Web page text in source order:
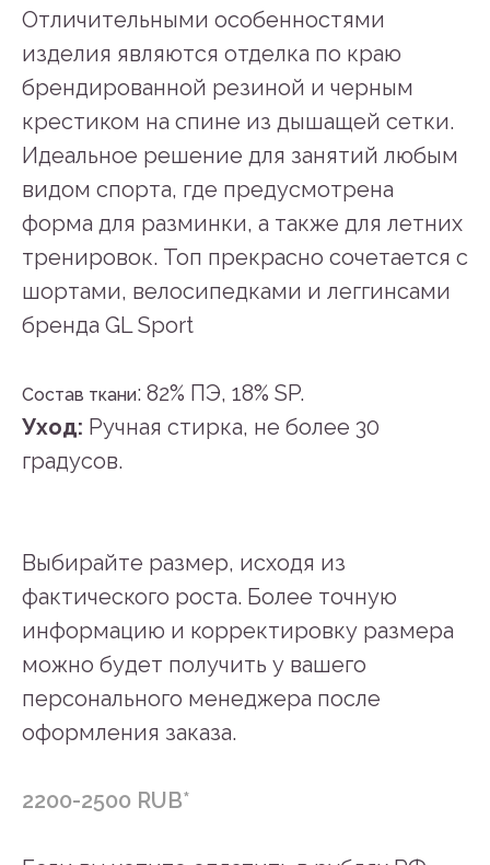
Отличительными особенностями
изделия являются отделка по краю
брендированной резиной и черным
крестиком на спине из дышащей сетки.
Идеальное решение для занятий любым
видом спорта, где предусмотрена
форма для разминки, а также для летних
тренировок. Топ прекрасно сочетается с
шортами, велосипедками и леггинсами
бренда GL Sport
Состав ткани: 82% ПЭ, 18% SP.
Уход: Ручная стирка, не более 30
градусов.
Выбирайте размер, исходя из
фактического роста. Более точную
информацию и корректировку размера
можно будет получить у вашего
персонального менеджера после
оформления заказа.
2200-2500 RUB*